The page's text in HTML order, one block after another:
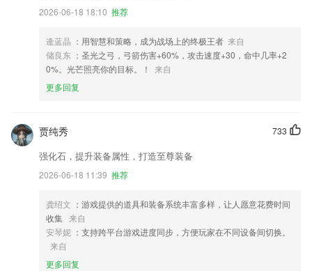
2026-06-18 18:10 推荐
逄蓝晶 ：用智慧和策略，成为战场上的终极王者 来自
储良东 ：圣光之弓，弓箭伤害+60%，攻击速度+30，命中几率+2
0%。光芒照亮你的目标。！
来自
更多回复
733
贾纯秀
强化石，提升装备属性，打造至尊装备
2026-06-18 11:39 推荐
龚绍文 ：游戏提供的道具和装备系统丰富多样，让人愿意花费时间
收集 来自
安琴妮 ：支持跨平台游戏进度同步，方便玩家在不同设备间切换。
来自
更多回复